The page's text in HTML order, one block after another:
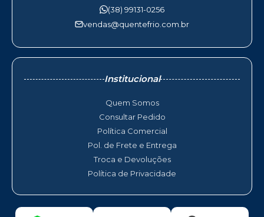
(38) 99131-0256
vendas@quentefrio.com.br
Institucional
Quem Somos
Consultar Pedido
Política Comercial
Pol. de Frete e Entrega
Troca e Devoluções
Política de Privacidade